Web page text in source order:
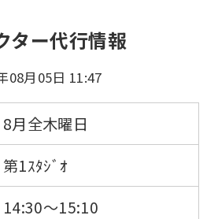
ター代行情報
08月05日 11:47
8月全木曜日
第1ｽﾀｼﾞｵ
14:30～15:10